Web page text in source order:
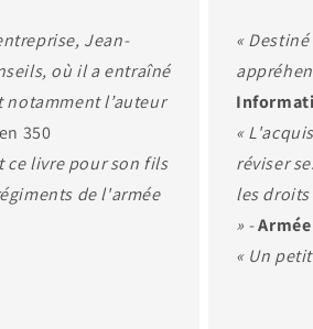
Jean-
où il a entraîné
notamment l’auteur
350
ce livre pour son fils
de l'armée
«
«
réviser
les
» -
« Un